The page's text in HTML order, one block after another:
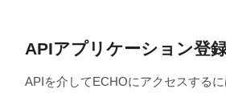
APIアプリケーション登
APIを介してECHOにアクセスする